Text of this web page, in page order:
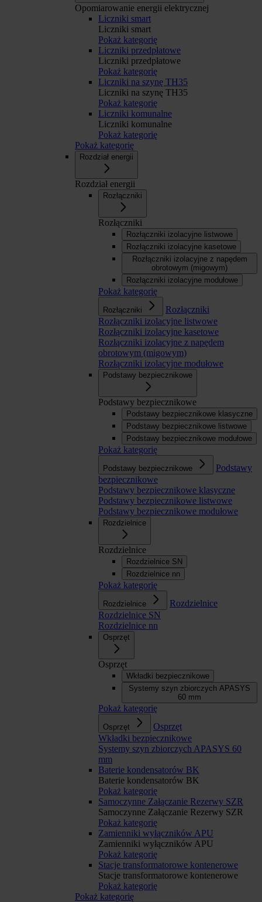
Opomiarowanie energii elektrycznej
Liczniki smart
Liczniki smart
Pokaż kategorię
Liczniki przedpłatowe
Liczniki przedpłatowe
Pokaż kategorię
Liczniki na szynę TH35
Liczniki na szynę TH35
Pokaż kategorię
Liczniki komunalne
Liczniki komunalne
Pokaż kategorię
Pokaż kategorię
Rozdział energii
Rozdział energii
Rozłączniki
Rozłączniki
Rozłączniki izolacyjne listwowe
Rozłączniki izolacyjne kasetowe
Rozłączniki izolacyjne z napędem
obrotowym (migowym)
Rozłączniki izolacyjne modułowe
Pokaż kategorię
Rozłączniki
Rozłączniki
Rozłączniki izolacyjne listwowe
Rozłączniki izolacyjne kasetowe
Rozłączniki izolacyjne z napędem
obrotowym (migowym)
Rozłączniki izolacyjne modułowe
Podstawy bezpiecznikowe
Podstawy bezpiecznikowe
Podstawy bezpiecznikowe klasyczne
Podstawy bezpiecznikowe listwowe
Podstawy bezpiecznikowe modułowe
Pokaż kategorię
Podstawy bezpiecznikowe
Podstawy
bezpiecznikowe
Podstawy bezpiecznikowe klasyczne
Podstawy bezpiecznikowe listwowe
Podstawy bezpiecznikowe modułowe
Rozdzielnice
Rozdzielnice
Rozdzielnice SN
Rozdzielnice nn
Pokaż kategorię
Rozdzielnice
Rozdzielnice
Rozdzielnice SN
Rozdzielnice nn
Osprzęt
Osprzęt
Wkładki bezpiecznikowe
Systemy szyn zbiorczych APASYS
60 mm
Pokaż kategorię
Osprzęt
Osprzęt
Wkładki bezpiecznikowe
Systemy szyn zbiorczych APASYS 60
mm
Baterie kondensatorów BK
Baterie kondensatorów BK
Pokaż kategorię
Samoczynne Załączanie Rezerwy SZR
Samoczynne Załączanie Rezerwy SZR
Pokaż kategorię
Zamienniki wyłączników APU
Zamienniki wyłączników APU
Pokaż kategorię
Stacje transformatorowe kontenerowe
Stacje transformatorowe kontenerowe
Pokaż kategorię
Pokaż kategorię